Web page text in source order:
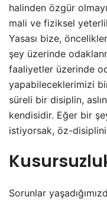
halinden özgür
mali ve fiziksel
Yasası bize,
şey üzerinde
faaliyetler üzerinde
yapabileceklerimizi
süreli bir disiplin,
kendisidir. Eğer bir
istiyorsak, öz-disiplini
Sorunlar